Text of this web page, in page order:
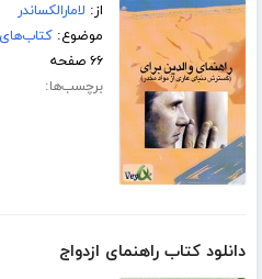
از: لامارالكساندر
موضوع:
۶۶ صفحه
برچسب‌ها:
دانلود کتاب راهنمای ازدواج